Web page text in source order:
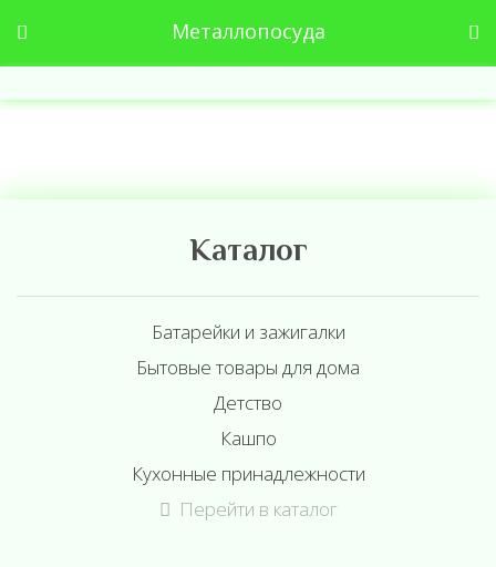
Металлопосуда
Каталог
Батарейки и зажигалки
Бытовые товары для дома
Детство
Кашпо
Кухонные принадлежности
Перейти в каталог